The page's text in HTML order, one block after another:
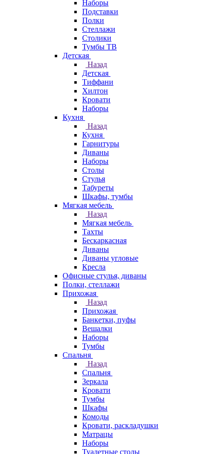
Наборы
Подставки
Полки
Стеллажи
Столики
Тумбы ТВ
Детская
Назад
Детская
Тиффани
Хилтон
Кровати
Наборы
Кухня
Назад
Кухня
Гарнитуры
Диваны
Наборы
Столы
Стулья
Табуреты
Шкафы, тумбы
Мягкая мебель
Назад
Мягкая мебель
Тахты
Бескаркасная
Диваны
Диваны угловые
Кресла
Офисные стулья, диваны
Полки, стеллажи
Прихожая
Назад
Прихожая
Банкетки, пуфы
Вешалки
Наборы
Тумбы
Спальня
Назад
Спальня
Зеркала
Кровати
Тумбы
Шкафы
Комоды
Кровати, раскладушки
Матрацы
Наборы
Туалетные столы